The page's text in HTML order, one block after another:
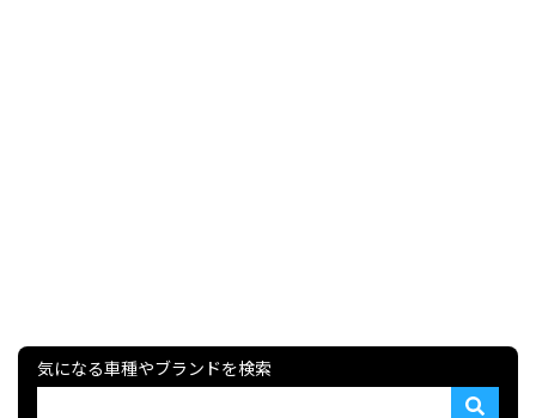
気になる車種やブランドを検索